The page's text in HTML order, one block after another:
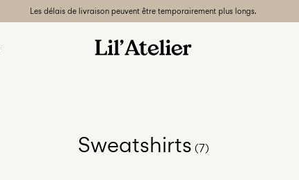
Les délais de livraison peuvent être temporairement plus longs.
Sweatshirts (7)